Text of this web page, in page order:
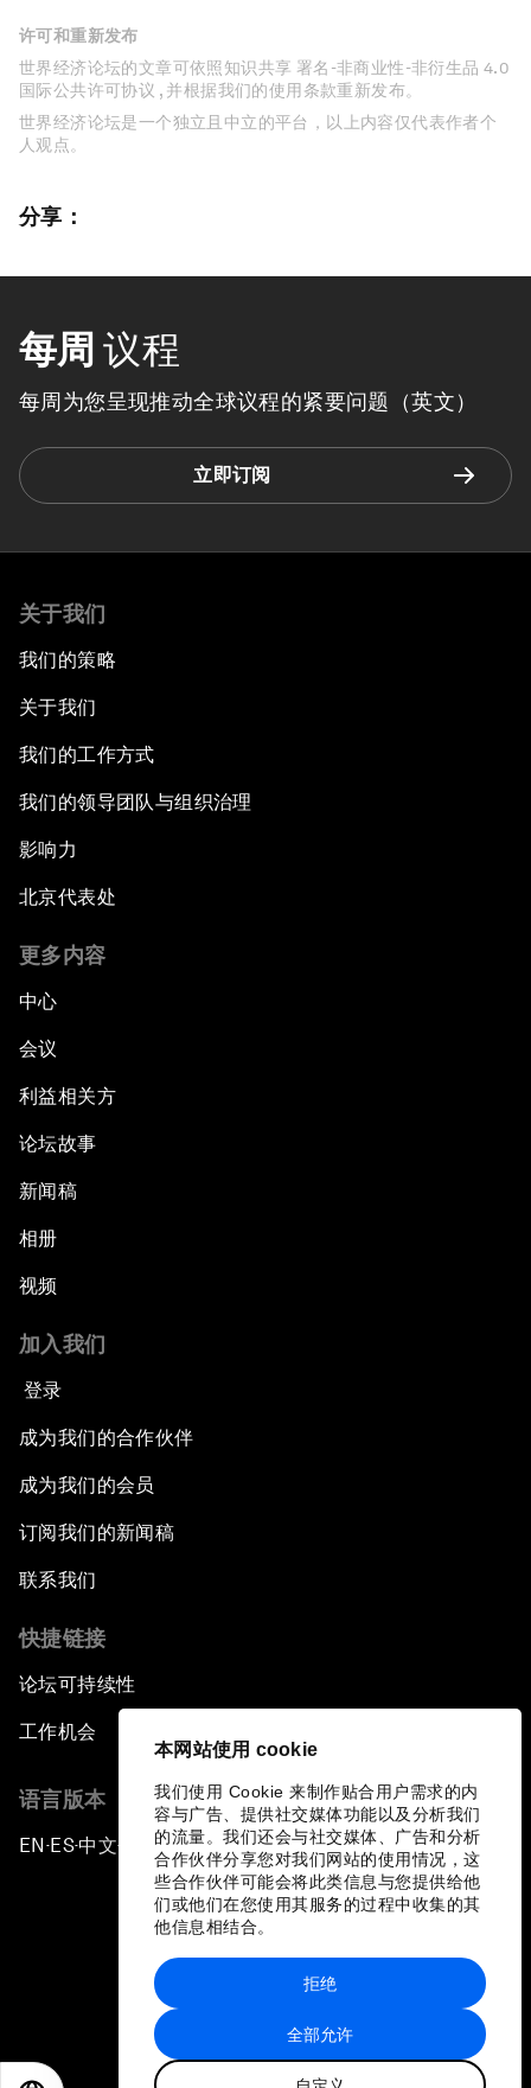
本网站使用 cookie
我们使用 Cookie 来制作贴合用户需求的内
容与广告、提供社交媒体功能以及分析我们
的流量。我们还会与社交媒体、广告和分析
合作伙伴分享您对我们网站的使用情况，这
些合作伙伴可能会将此类信息与您提供给他
们或他们在您使用其服务的过程中收集的其
他信息相结合。
全部允许
拒绝
许可和重新发布
世界经济论坛的文章可依照知识共享 署名-非商业性-非衍生品 4.0
国际公共许可协议 , 并根据我们的使用条款重新发布。
世界经济论坛是一个独立且中立的平台，以上内容仅代表作者个
人观点。
分享：
每周 议程
每周为您呈现推动全球议程的紧要问题（英文）
立即订阅
关于我们
我们的策略
关于我们
我们的工作方式
我们的领导团队与组织治理
影响力
北京代表处
更多内容
中心
会议
利益相关方
论坛故事
新闻稿
相册
视频
加入我们
登录
成为我们的合作伙伴
成为我们的会员
订阅我们的新闻稿
联系我们
快捷链接
论坛可持续性
工作机会
语言版本
EN ▪ES▪中文▪ 日本語
站点地图